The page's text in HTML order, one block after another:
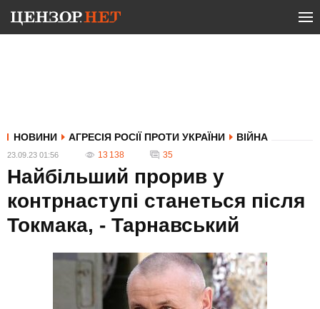
НОВИНИ АГРЕСІЯ РОСІЇ ПРОТИ УКРАЇНИ ВІЙНА
23.09.23 01:56 13 138 35
Найбільший прорив у
контрнаступі станеться після
Токмака, - Тарнавський